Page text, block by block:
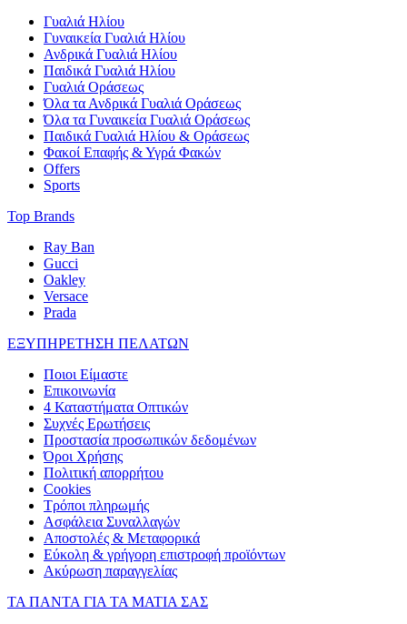
Γυαλιά Ηλίου
Γυναικεία Γυαλιά Ηλίου
Ανδρικά Γυαλιά Ηλίου
Παιδικά Γυαλιά Ηλίου
Γυαλιά Οράσεως
Όλα τα Ανδρικά Γυαλιά Οράσεως
Όλα τα Γυναικεία Γυαλιά Οράσεως
Παιδικά Γυαλιά Ηλίου & Οράσεως
Φακοί Επαφής & Υγρά Φακών
Offers
Sports
Top Brands
Ray Ban
Gucci
Oakley
Versace
Prada
ΕΞΥΠΗΡΕΤΗΣΗ ΠΕΛΑΤΩΝ
Ποιοι Είμαστε
Επικοινωνία
4 Καταστήματα Οπτικών
Συχνές Ερωτήσεις
Προστασία προσωπικών δεδομένων
Όροι Χρήσης
Πολιτική απορρήτου
Cookies
Τρόποι πληρωμής
Ασφάλεια Συναλλαγών
Αποστολές & Μεταφορικά
Εύκολη & γρήγορη επιστροφή προϊόντων
Ακύρωση παραγγελίας
ΤΑ ΠΑΝΤΑ ΓΙΑ ΤΑ ΜΑΤΙΑ ΣΑΣ